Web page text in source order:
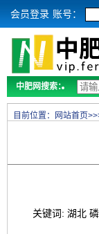
会员登录 账号：
中肥网搜索：
目前位置： 网站首页
关键词: 湖北